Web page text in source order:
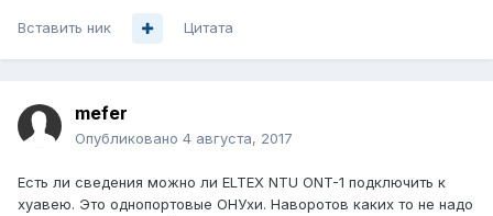
Вставить ник Цитата
mefer
Опубликовано 4 августа, 2017
Есть ли сведения можно ли ELTEX NTU ONT-1 подключить к
хуавею. Это однопортовые ОНУхи. Наворотов каких то не надо